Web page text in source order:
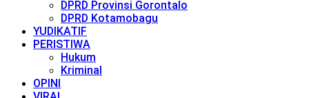
DPRD Provinsi Gorontalo
DPRD Kotamobagu
YUDIKATIF
PERISTIWA
Hukum
Kriminal
OPINI